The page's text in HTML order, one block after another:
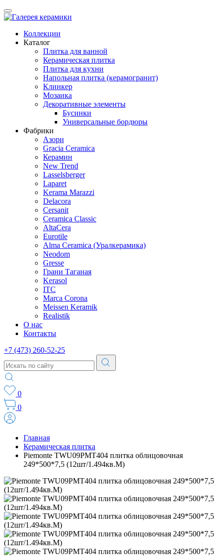
Коллекции
Каталог
Плитка для ванной
Керамическая плитка
Плитка для кухни
Напольная плитка (керамогранит)
Клинкер
Мозаика
Декоративные элементы
Бусинки
Универсальные бордюры
Фабрики
Азори
Gracia Ceramica
Керамин
New Trend
Lasselsberger
Laparet
Kerama Marazzi
Delacora
Cersanit
Ceramica Classic
AltaCera
Eurotile
Alma Ceramica (Уралкерамика)
Neodom
Gresse
Грани Таганая
Kerasol
ITC
Marca Corona
Meissen Keramik
Realistik
О нас
Контакты
+7 (473) 260-52-25
0
0
Главная
Керамическая плитка
Piemonte TWU09PMT404 плитка облицовочная
249*500*7,5 (12шт/1.494кв.М)